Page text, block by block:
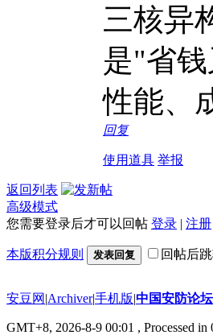
三核异
是"省
性能、
回复
使用道具 举报
返回列表
高级模式
您需要登录后才可以回帖 登录 | 注册
本版积分规则 发表回复 回帖后
安豆网 |Archiver|手机版|中国安防论坛
GMT+8, 2026-8-9 00:01 , Processed in